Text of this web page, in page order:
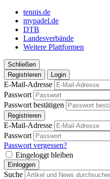
tennis.de
mypadel.de
DTB
Landesverbände
Weitere Plattformen
Schließen
Registrieren
Login
E-Mail-Adresse
Passwort
Passwort bestätigen
Registrieren
E-Mail-Adresse
Passwort
Passwort vergessen?
Eingeloggt bleiben
Einloggen
Suche